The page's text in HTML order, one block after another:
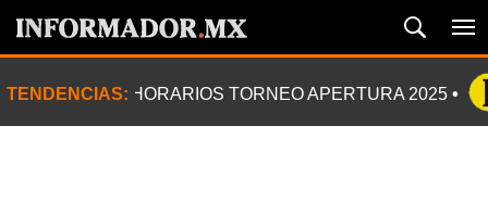
TENDENCIAS: HORARIOS TORNEO APERTURA 2025